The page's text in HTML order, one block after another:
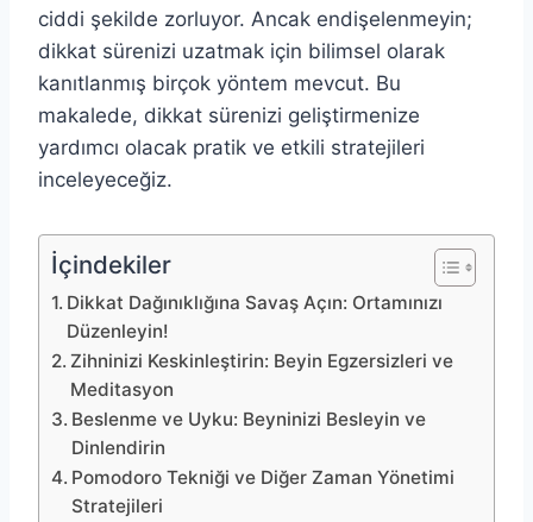
ciddi şekilde zorluyor. Ancak endişelenmeyin;
dikkat sürenizi uzatmak için bilimsel olarak
kanıtlanmış birçok yöntem mevcut. Bu
makalede, dikkat sürenizi geliştirmenize
yardımcı olacak pratik ve etkili stratejileri
inceleyeceğiz.
İçindekiler
Dikkat Dağınıklığına Savaş Açın: Ortamınızı
Düzenleyin!
Zihninizi Keskinleştirin: Beyin Egzersizleri ve
Meditasyon
Beslenme ve Uyku: Beyninizi Besleyin ve
Dinlendirin
Pomodoro Tekniği ve Diğer Zaman Yönetimi
Stratejileri